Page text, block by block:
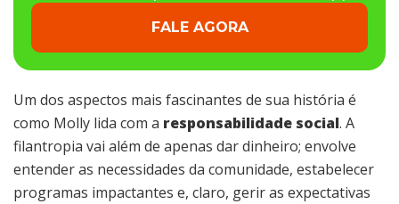
FALE AGORA
Um dos aspectos mais fascinantes de sua história é
como Molly lida com a responsabilidade social. A
filantropia vai além de apenas dar dinheiro; envolve
entender as necessidades da comunidade, estabelecer
programas impactantes e, claro, gerir as expectativas